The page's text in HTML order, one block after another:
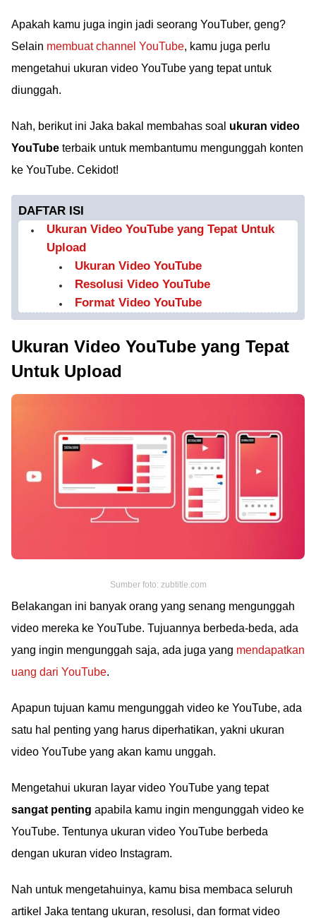
Apakah kamu juga ingin jadi seorang YouTuber, geng?
Selain membuat channel YouTube, kamu juga perlu
mengetahui ukuran video YouTube yang tepat untuk
diunggah.
Nah, berikut ini Jaka bakal membahas soal ukuran video
YouTube terbaik untuk membantumu mengunggah konten
ke YouTube. Cekidot!
DAFTAR ISI
Ukuran Video YouTube yang Tepat Untuk
Upload
Ukuran Video YouTube
Resolusi Video YouTube
Format Video YouTube
Ukuran Video YouTube yang Tepat
Untuk Upload
Sumber foto: zubtitle.com
Belakangan ini banyak orang yang senang mengunggah
video mereka ke YouTube. Tujuannya berbeda-beda, ada
yang ingin mengunggah saja, ada juga yang mendapatkan
uang dari YouTube.
Apapun tujuan kamu mengunggah video ke YouTube, ada
satu hal penting yang harus diperhatikan, yakni ukuran
video YouTube yang akan kamu unggah.
Mengetahui ukuran layar video YouTube yang tepat
sangat penting apabila kamu ingin mengunggah video ke
YouTube. Tentunya ukuran video YouTube berbeda
dengan ukuran video Instagram.
Nah untuk mengetahuinya, kamu bisa membaca seluruh
artikel Jaka tentang ukuran, resolusi, dan format video